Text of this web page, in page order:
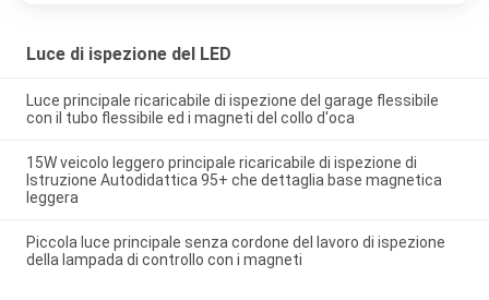
Luce di ispezione del LED
Luce principale ricaricabile di ispezione del garage flessibile
con il tubo flessibile ed i magneti del collo d'oca
15W veicolo leggero principale ricaricabile di ispezione di
Istruzione Autodidattica 95+ che dettaglia base magnetica
leggera
Piccola luce principale senza cordone del lavoro di ispezione
della lampada di controllo con i magneti